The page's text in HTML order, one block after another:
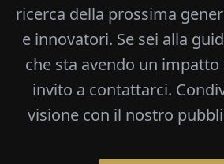
ricerca della prossima
e innovatori. Se sei alla
che sta avendo un
invito a contattarci.
visione con il nostro